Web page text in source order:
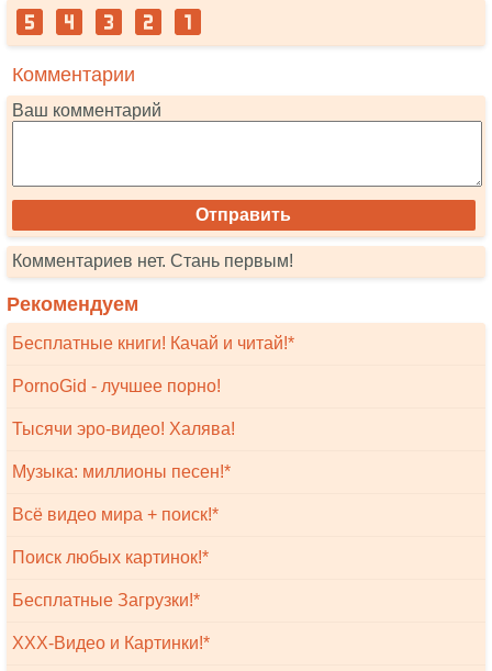
Комментарии
Ваш комментарий
Комментариев нет. Стань первым!
Рекомендуем
Бесплатные книги! Качай и читай!*
PornoGid - лучшее порно!
Тысячи эро-видео! Халява!
Музыка: миллионы песен!*
Всё видео мира + поиск!*
Поиск любых картинок!*
Бесплатные Загрузки!*
XXX-Видео и Картинки!*